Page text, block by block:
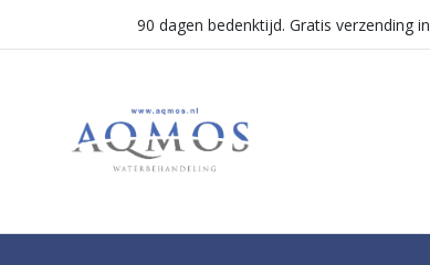
90 dagen bedenktijd. Gratis verzending in